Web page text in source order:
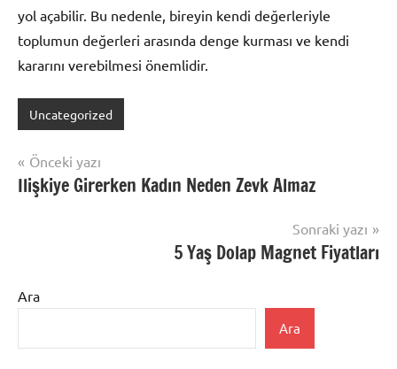
yol açabilir. Bu nedenle, bireyin kendi değerleriyle
toplumun değerleri arasında denge kurması ve kendi
kararını verebilmesi önemlidir.
Uncategorized
Yazı
gezinmesi
Önceki yazı
Ilişkiye Girerken Kadın Neden Zevk Almaz
Sonraki yazı
5 Yaş Dolap Magnet Fiyatları
Ara
Ara